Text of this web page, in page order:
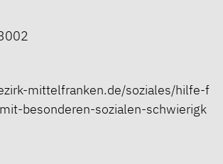
mittelfranken.de/soziales/hilfe-f
besonderen-sozialen-schwierigk